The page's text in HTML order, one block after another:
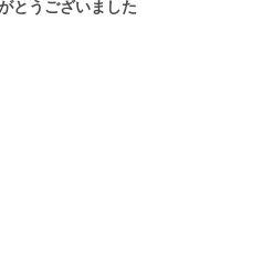
とうございました